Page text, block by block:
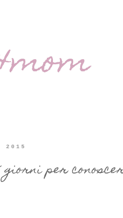
2015
giorni per